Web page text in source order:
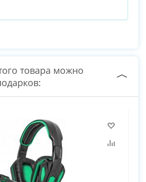
товара можно